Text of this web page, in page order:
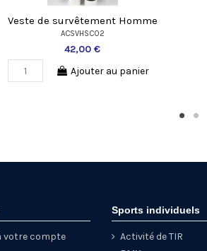
Veste de survêtement Homme
ACSVHSC02
42,00 €
Ajouter au panier
votre compte
Sports individuels
Activité de TIR